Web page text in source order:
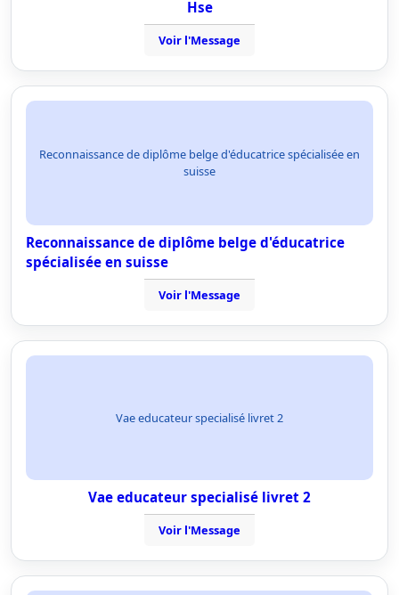
Hse
Voir l'Message
Reconnaissance de diplôme belge d'éducatrice spécialisée en
suisse
Reconnaissance de diplôme belge d'éducatrice
spécialisée en suisse
Voir l'Message
Vae educateur specialisé livret 2
Vae educateur specialisé livret 2
Voir l'Message